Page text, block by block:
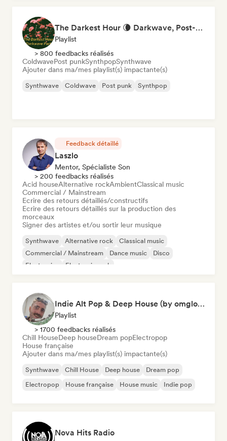
The Darkest Hour 🌘 Darkwave, Post-Punk & Coldwave
Playlist
> 800 feedbacks réalisés
ColdwavePost punkSynthpopSynthwave
Ajouter dans ma/mes playlist(s) impactante(s)
Synthwave Coldwave Post punk Synthpop
Feedback détaillé
Laszlo
Mentor, Spécialiste Son
> 200 feedbacks réalisés
Acid houseAlternative rockAmbientClassical music
Commercial / Mainstream
Ecrire des retours détaillés/constructifs
Ecrire des retours détaillés sur la production des
morceaux
Signer des artistes et/ou sortir leur musique
Synthwave Alternative rock
Classical music
Commercial / Mainstream
Dance music
Disco
Electronica
Electronic rock
Indie Alt Pop & Deep House (by omglookitsRaph)
Playlist
> 1700 feedbacks réalisés
Chill HouseDeep houseDream popElectropop
House française
Ajouter dans ma/mes playlist(s) impactante(s)
Synthwave Chill House Deep house
Dream pop
Electropop
House française House music Indie pop
Nova Hits Radio